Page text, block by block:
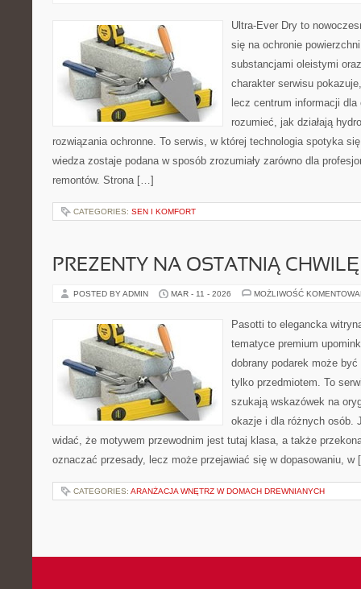
Ultra-Ever Dry to
się na ochronie
substancjami oleistymi
charakter serwisu
lecz centrum informacji
rozumieć, jak działają
rozwiązania ochronne. To serwis, w której technologia spotyka
wiedza zostaje podana w sposób zrozumiały zarówno dla
remontów. Strona […]
CATEGORIES: SEN I KOMFORT
PREZENTY NA OSTATNIĄ CHWILĘ
POSTED BY ADMIN MAR - 11 - 2026 MOŻLIWOŚĆ
Pasotti to elegancka
tematyce premium
dobrany podarek może
tylko przedmiotem. To
szukają wskazówek na
okazje i dla różnych osób.
widać, że motywem przewodnim jest tutaj klasa, a także
oznaczać przesady, lecz może przejawiać się w dopasowaniu,
CATEGORIES: ARANŻACJA WNĘTRZ W DOMACH DREWNIANYCH